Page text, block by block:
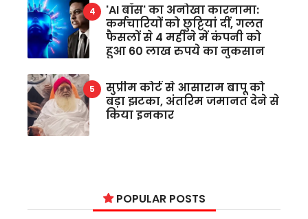
'AI बॉस' का अनोखा कारनामा:
कर्मचारियों को छुट्टियां दीं, गलत
फैसलों से 4 महीने में कंपनी को
हुआ 60 लाख रुपये का नुकसान
सुप्रीम कोर्ट से आसाराम बापू को
बड़ा झटका, अंतरिम जमानत देने से
किया इनकार
POPULAR POSTS